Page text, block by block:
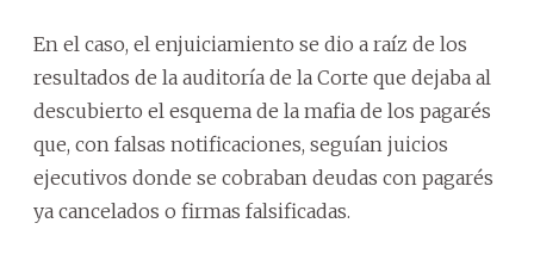
En el caso, el enjuiciamiento se dio a raíz de los
resultados de la auditoría de la Corte que dejaba al
descubierto el esquema de la mafia de los pagarés
que, con falsas notificaciones, seguían juicios
ejecutivos donde se cobraban deudas con pagarés
ya cancelados o firmas falsificadas.